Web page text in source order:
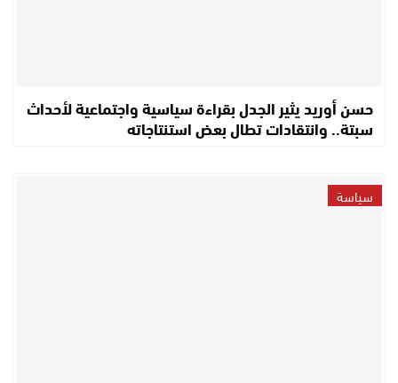
حسن أوريد يثير الجدل بقراءة سياسية واجتماعية لأحداث
سبتة.. وانتقادات تطال بعض استنتاجاته
سياسة